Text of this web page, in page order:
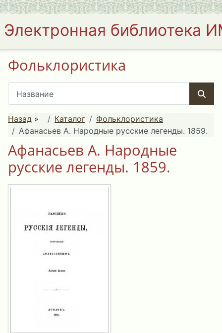
Электронная библиотека
Фольклористика
Назад » Каталог
Фольклористика
Афанасьев А. Народные русские легенды. 1859.
Афанасьев А. Народные
русские легенды. 1859.